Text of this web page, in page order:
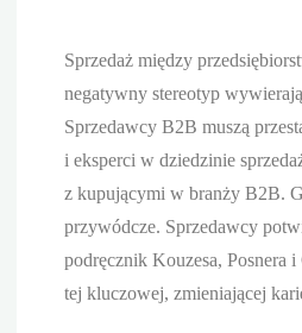
Sprzedaż między
negatywny stereotyp
Sprzedawcy B2B muszą
i eksperci w dziedzinie
z kupującymi w branży B2B.
przywódcze. Sprzedawcy
podręcznik Kouzesa, Posnera
tej kluczowej, zmieniającej